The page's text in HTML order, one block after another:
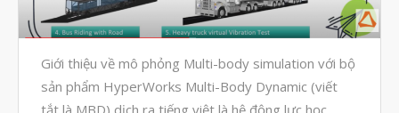
Tháng Mười Một 2023
Tháng Chín 2023
Giới thiệu về mô phỏng Multi-body simulation với bộ
sản phẩm HyperWorks Multi-Body Dynamic (viết
tắt là MBD) dịch ra tiếng việt là hệ động lực học